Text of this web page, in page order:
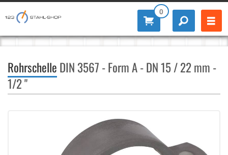
0
Rohrschelle DIN 3567 - Form A - DN 15 / 22 mm -
1/2 "